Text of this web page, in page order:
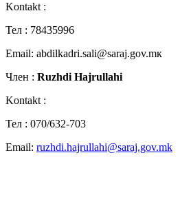
Kontakt :
Teл : 78435996
Email: abdilkadri.sali@saraj.gov.mк
Член : Ruzhdi Hajrullahi
Kontakt :
Teл : 070/632-703
Email: ruzhdi.hajrullahi@saraj.gov.mk